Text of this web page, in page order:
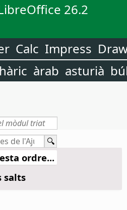
26.2
Calc Impress
àrab asturià
ordre...
salts